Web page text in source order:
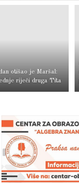
otišao je Maršal:
riječi druga Tita